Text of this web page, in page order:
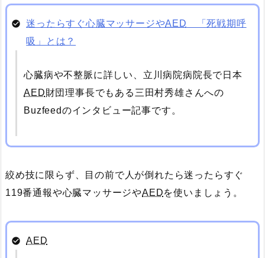
迷ったらすぐ心臓マッサージやAED
「死戦期呼
吸」とは？
心臓病や不整脈に詳しい、立川病院病院長で日本
AED財団理事長でもある三田村秀雄さんへの
Buzfeedのインタビュー記事です。
絞め技に限らず、目の前で人が倒れたら迷ったらすぐ
119番通報や心臓マッサージやAEDを使いましょう。
AED